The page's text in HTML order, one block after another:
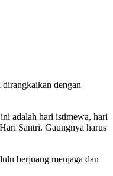
dengan
adalah hari istimewa, hari
Santri. Gaungnya harus
berjuang menjaga dan